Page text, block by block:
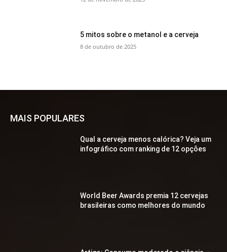
5 mitos sobre o metanol e a cerveja
8 de outubro de 2025
MAIS POPULARES
Qual a cerveja menos calórica? Veja um
infográfico com ranking de 12 opções
World Beer Awards premia 12 cervejas
brasileiras como melhores do mundo